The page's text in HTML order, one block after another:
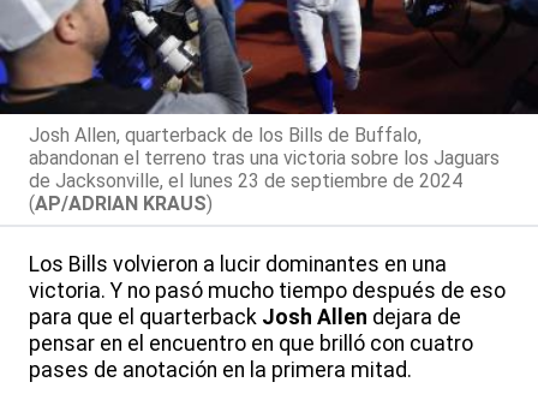
Josh Allen, quarterback de los Bills de Buffalo,
abandonan el terreno tras una victoria sobre los Jaguars
de Jacksonville, el lunes 23 de septiembre de 2024
(AP/ADRIAN KRAUS)
Los Bills volvieron a lucir dominantes en una
victoria. Y no pasó mucho tiempo después de eso
para que el quarterback Josh Allen dejara de
pensar en el encuentro en que brilló con cuatro
pases de anotación en la primera mitad.